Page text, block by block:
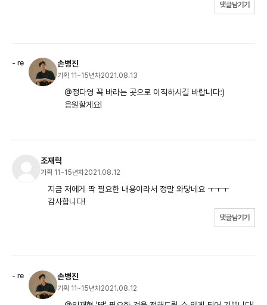
댓글남기기
손병진
기획 11~15년차2021.08.13
@정다영 꼭 바라는 곳으로 이직하시길 바랍니다:)
응원할게요!
조재혁
기획 11~15년차2021.08.12
지금 저에게 딱 필요한 내용이라서 정말 와닿네요 ㅜㅜㅜ
감사합니다!
댓글남기기
손병진
기획 11~15년차2021.08.12